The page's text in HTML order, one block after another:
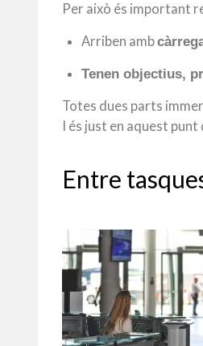
Per això és important
Arriben amb
Tenen objectius,
Totes dues parts
I és just en aquest
Entre